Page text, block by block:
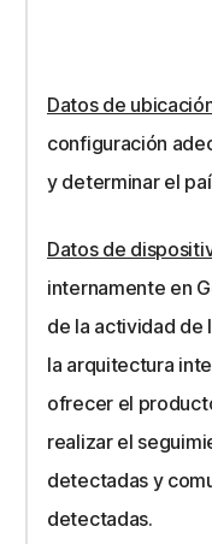
Datos de
configuración
y determinar el
Datos de
internamente en
de la actividad de
la arquitectura
ofrecer el
realizar el
detectadas y
detectadas.